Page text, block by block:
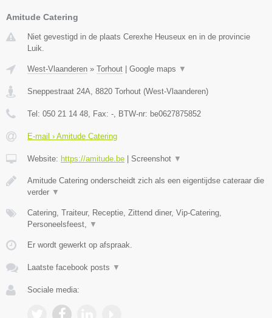
Amitude Catering
Niet gevestigd in de plaats Cerexhe Heuseux en in de provincie
Luik.
West-Vlaanderen » Torhout | Google maps ▼
Sneppestraat 24A 8820 Torhout (West-Vlaanderen)
Tel: 050 21 14 48 , Fax: - , BTW-nr: be0627875852
E-mail › Amitude Catering
Website: https://amitude.be | Screenshot ▼
Amitude Catering onderscheidt zich als een eigentijdse cateraar die
verder ▼
Catering, Traiteur, Receptie, Zittend diner, Vip-Catering,
Personeelsfeest,
▼
Er wordt gewerkt op afspraak.
Laatste facebook posts ▼
Sociale media: